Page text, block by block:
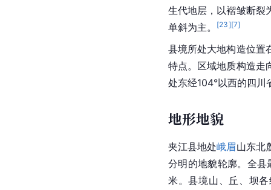
生代地层，以褶皱断裂
单斜为主。 [23][7]
县境所处大地构造位置
特点。区域地质构造走
处东经104°以西的四川
地形地貌
夹江县地处峨眉山东北
分明的地貌轮廓。全县
米。县境山、丘、坝